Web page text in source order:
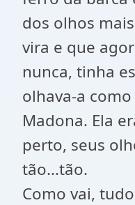
dos olhos
vira e que
nunca, tinha
olhava-a
Madona. Ela
perto, seus
tão...tão.
Como vai,